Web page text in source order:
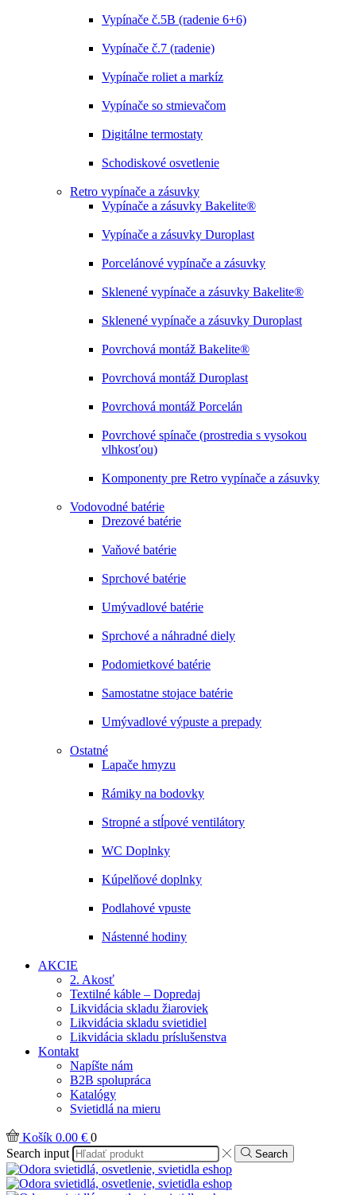
Vypínače č.5B (radenie 6+6)
Vypínače č.7 (radenie)
Vypínače roliet a markíz
Vypínače so stmievačom
Digitálne termostaty
Schodiskové osvetlenie
Retro vypínače a zásuvky
Vypínače a zásuvky Bakelite®
Vypínače a zásuvky Duroplast
Porcelánové vypínače a zásuvky
Sklenené vypínače a zásuvky Bakelite®
Sklenené vypínače a zásuvky Duroplast
Povrchová montáž Bakelite®
Povrchová montáž Duroplast
Povrchová montáž Porcelán
Povrchové spínače (prostredia s vysokou
vlhkosťou)
Komponenty pre Retro vypínače a zásuvky
Vodovodné batérie
Drezové batérie
Vaňové batérie
Sprchové batérie
Umývadlové batérie
Sprchové a náhradné diely
Podomietkové batérie
Samostatne stojace batérie
Umývadlové výpuste a prepady
Ostatné
Lapače hmyzu
Rámiky na bodovky
Stropné a stĺpové ventilátory
WC Doplnky
Kúpelňové doplnky
Podlahové vpuste
Nástenné hodiny
AKCIE
2. Akosť
Textilné káble – Dopredaj
Likvidácia skladu žiaroviek
Likvidácia skladu svietidiel
Likvidácia skladu príslušenstva
Kontakt
Napíšte nám
B2B spolupráca
Katalógy
Svietidlá na mieru
Košík 0.00 € 0
Search input
Search